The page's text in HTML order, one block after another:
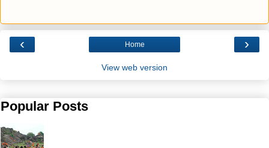
‹ ›
Home
View web version
Popular Posts